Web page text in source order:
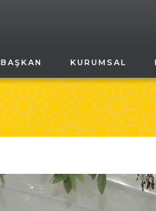
BAŞKAN KURUMSAL